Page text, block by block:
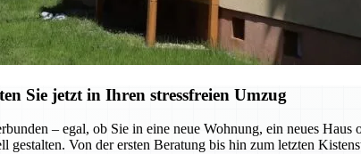
Sie jetzt in Ihren stressfreien Umzug
– egal, ob Sie in eine neue Wohnung, ein neues
gestalten. Von der ersten Beratung bis hin zum letzten